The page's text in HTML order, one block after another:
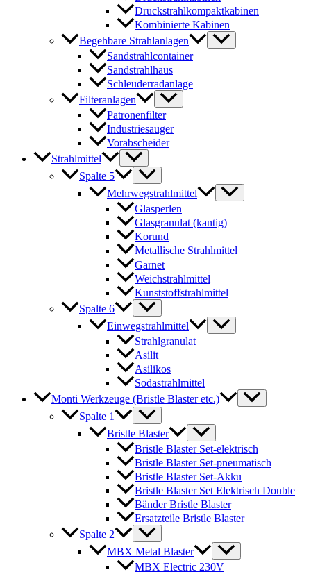
Druckstrahlkompaktkabinen
Kombinierte Kabinen
Begehbare Strahlanlagen
Sandstrahlcontainer
Sandstrahlhaus
Schleuderradanlage
Filteranlagen
Patronenfilter
Industriesauger
Vorabscheider
Strahlmittel
Spalte 5
Mehrwegstrahlmittel
Glasperlen
Glasgranulat (kantig)
Korund
Metallische Strahlmittel
Garnet
Weichstrahlmittel
Kunststoffstrahlmittel
Spalte 6
Einwegstrahlmittel
Strahlgranulat
Asilit
Asilikos
Sodastrahlmittel
Monti Werkzeuge (Bristle Blaster etc.)
Spalte 1
Bristle Blaster
Bristle Blaster Set-elektrisch
Bristle Blaster Set-pneumatisch
Bristle Blaster Set-Akku
Bristle Blaster Set Elektrisch Double
Bänder Bristle Blaster
Ersatzteile Bristle Blaster
Spalte 2
MBX Metal Blaster
MBX Electric 230V